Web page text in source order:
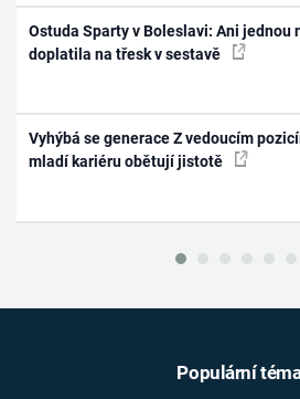
Ostuda Sparty v Boleslavi: Ani jednou
doplatila na třesk v sestavě
Vyhýbá se generace Z vedoucím
mladí kariéru obětují jistotě
Populární